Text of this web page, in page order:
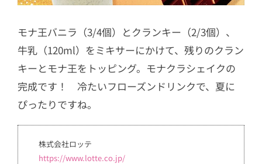
モナ王バニラ（3/4個）とクランキー（2/3個）、
牛乳（120ml）をミキサーにかけて、残りのクラン
キーとモナ王をトッピング。モナクラシェイクの
完成です！ 冷たいフローズンドリンクで、夏に
ぴったりですね。
株式会社ロッテ
https://www.lotte.co.jp/